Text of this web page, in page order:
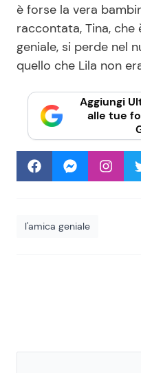
è forse la vera
raccontata, Tina,
geniale, si perde nel
quello che Lila non
Aggiungi
alle tue
l'amica geniale